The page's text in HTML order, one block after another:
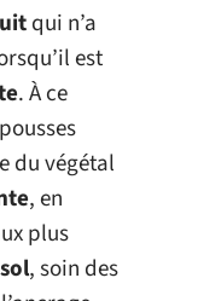
qui n’a
est
. À ce
du végétal
, en
plus
sol, soin des